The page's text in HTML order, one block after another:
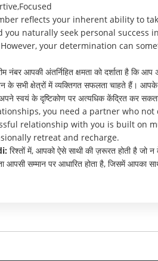
reflects your inherent ability to
you naturally seek personal
your determination can
नंबर आपकी अंतर्निहित क्षमता को दर्शाता है कि
सभी क्षेत्रों में व्यक्तिगत सफलता चाहते हैं। आपके
स्वयं के दृष्टिकोण पर अत्यधिक केंद्रित कर
you need a partner who
relationship with you is built on
retreat and recharge.
रिश्तों में, आपको ऐसे साथी की ज़रूरत होती है जो
सम्मान पर आधारित होता है, जिसमें आपका